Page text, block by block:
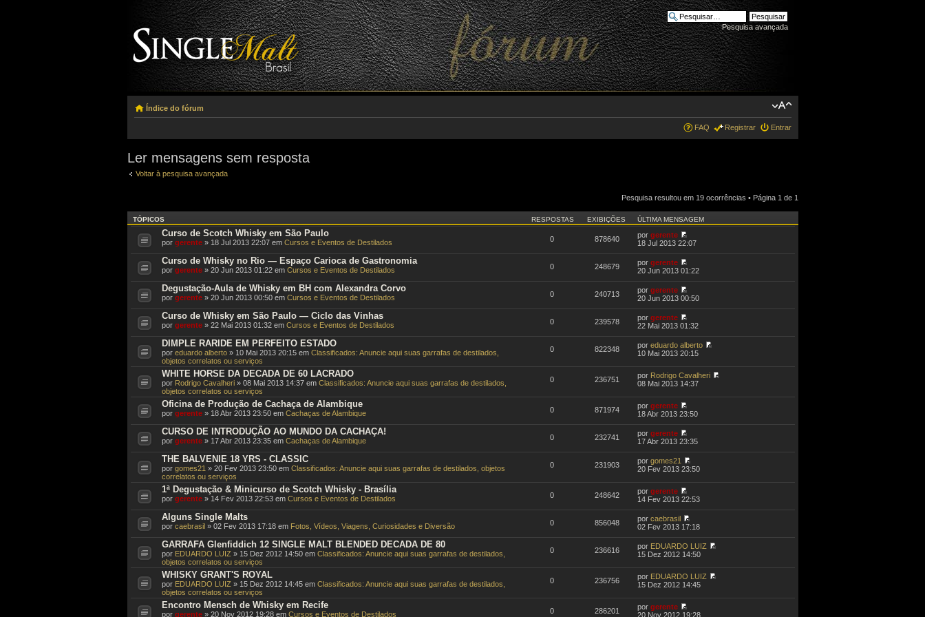
Pesquisa avançada
Índice do fórum
FAQ Registrar Entrar
Ler mensagens sem resposta
Voltar à pesquisa avançada
Pesquisa resultou em 19 ocorrências • Página 1 de 1
TÓPICOS RESPOSTAS EXIBIÇÕES ÚLTIMA MENSAGEM
Curso de Scotch Whisky em São Paulo
por gerente» 18 Jul 2013 22:07 em Cursos e Eventos de Destilados 0 878640 por gerente
18 Jul 2013 22:07
Curso de Whisky no Rio — Espaço Carioca de Gastronomia
por gerente» 20 Jun 2013 01:22 em Cursos e Eventos de Destilados 0 248679 por gerente
20 Jun 2013 01:22
Degustação-Aula de Whisky em BH com Alexandra Corvo
por gerente» 20 Jun 2013 00:50 em Cursos e Eventos de Destilados 0 240713 por gerente
20 Jun 2013 00:50
Curso de Whisky em São Paulo — Ciclo das Vinhas
por gerente» 22 Mai 2013 01:32 em Cursos e Eventos de Destilados 0 239578 por gerente
22 Mai 2013 01:32
DIMPLE RARIDE EM PERFEITO ESTADO
por eduardo alberto» 10 Mai 2013 20:15 em Classificados: Anuncie aqui suas garrafas de destilados,
objetos correlatos ou serviços
0 822348 por eduardo alberto
10 Mai 2013 20:15
WHITE HORSE DA DECADA DE 60 LACRADO
por Rodrigo Cavalheri» 08 Mai 2013 14:37 em Classificados: Anuncie aqui suas garrafas de destilados,
objetos correlatos ou serviços
0 236751 por Rodrigo Cavalheri
08 Mai 2013 14:37
Oficina de Produção de Cachaça de Alambique
por gerente» 18 Abr 2013 23:50 em Cachaças de Alambique 0 871974 por gerente
18 Abr 2013 23:50
CURSO DE INTRODUÇÃO AO MUNDO DA CACHAÇA!
por gerente» 17 Abr 2013 23:35 em Cachaças de Alambique 0 232741 por gerente
17 Abr 2013 23:35
THE BALVENIE 18 YRS - CLASSIC
por gomes21 » 20 Fev 2013 23:50 em Classificados: Anuncie aqui suas garrafas de destilados, objetos
correlatos ou serviços
0 231903 por gomes21
20 Fev 2013 23:50
1ª Degustação & Minicurso de Scotch Whisky - Brasília
por gerente» 14 Fev 2013 22:53 em Cursos e Eventos de Destilados 0 248642 por gerente
14 Fev 2013 22:53
Alguns Single Malts
por caebrasil» 02 Fev 2013 17:18 em Fotos, Vídeos, Viagens, Curiosidades e Diversão 0 856048 por caebrasil
02 Fev 2013 17:18
GARRAFA Glenfiddich 12 SINGLE MALT BLENDED DECADA DE 80
por EDUARDO LUIZ » 15 Dez 2012 14:50 em Classificados: Anuncie aqui suas garrafas de destilados,
objetos correlatos ou serviços
0 236616 por EDUARDO LUIZ
15 Dez 2012 14:50
WHISKY GRANT'S ROYAL
por EDUARDO LUIZ » 15 Dez 2012 14:45 em Classificados: Anuncie aqui suas garrafas de destilados,
objetos correlatos ou serviços
0 236756 por EDUARDO LUIZ
15 Dez 2012 14:45
Encontro Mensch de Whisky em Recife
por gerente» 20 Nov 2012 19:28 em Cursos e Eventos de Destilados 0 286201 por gerente
20 Nov 2012 19:28